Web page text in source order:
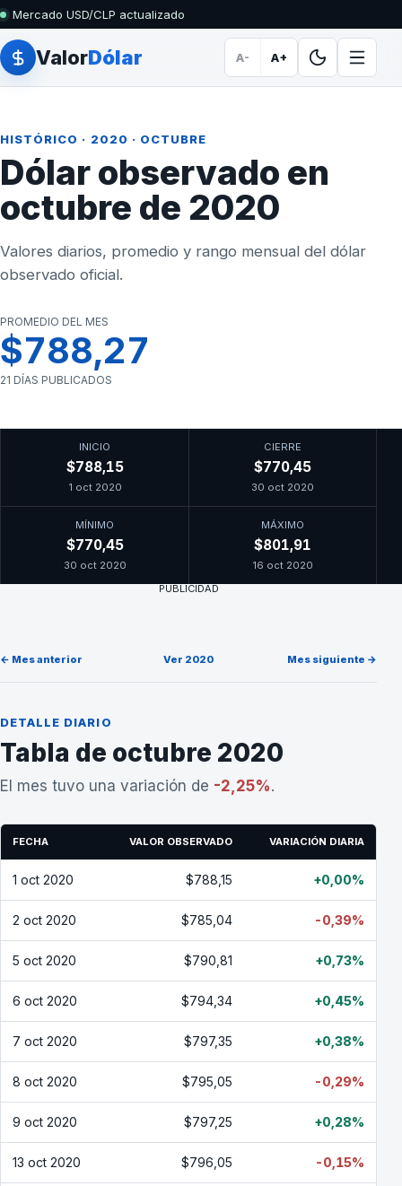
Mercado USD/CLP actualizado
ValorDólar A- A+
HISTÓRICO · 2020 · OCTUBRE
Dólar observado en
octubre de 2020
Valores diarios, promedio y rango mensual del dólar
observado oficial.
PROMEDIO DEL MES
$788,27
21 DÍAS PUBLICADOS
INICIO
$788,15
1 oct 2020
CIERRE
$770,45
30 oct 2020
MÍNIMO
$770,45
30 oct 2020
MÁXIMO
$801,91
16 oct 2020
PUBLICIDAD
← Mes anterior Ver 2020 Mes siguiente →
DETALLE DIARIO
Tabla de octubre 2020
El mes tuvo una variación de -2,25%.
FECHA VALOR OBSERVADO VARIACIÓN DIARIA
1 oct 2020 $788,15 +0,00%
2 oct 2020 $785,04 -0,39%
5 oct 2020 $790,81 +0,73%
6 oct 2020 $794,34 +0,45%
7 oct 2020 $797,35 +0,38%
8 oct 2020 $795,05 -0,29%
9 oct 2020 $797,25 +0,28%
13 oct 2020 $796,05 -0,15%